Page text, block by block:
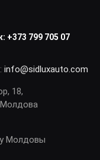
+373 799 705 07
info@sidluxauto.com
18,
Молдовы